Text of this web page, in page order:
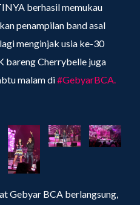
berhasil memukau
penampilan band asal
menginjak usia ke-30
bareng Cherrybelle juga
malam di#GebyarBCA.
Gebyar BCA berlangsung,